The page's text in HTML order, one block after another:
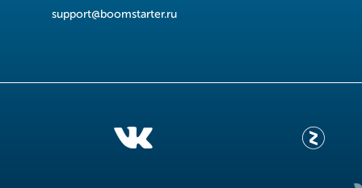
support@boomstarter.ru